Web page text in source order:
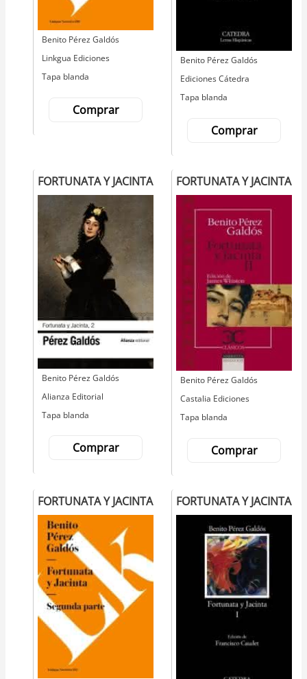
Autor
Benito Pérez Galdós
Editorial
Linkgua Ediciones
Tapa blanda
Comprar
Autor
Benito Pérez Galdós
Editorial
Ediciones Cátedra
Tapa blanda
Comprar
FORTUNATA Y JACINTA
Autor
Benito Pérez Galdós
Editorial
Alianza Editorial
Tapa blanda
Comprar
FORTUNATA Y JACINTA
Autor
Benito Pérez Galdós
Editorial
Castalia Ediciones
Tapa blanda
Comprar
FORTUNATA Y JACINTA FORTUNATA Y JACINTA